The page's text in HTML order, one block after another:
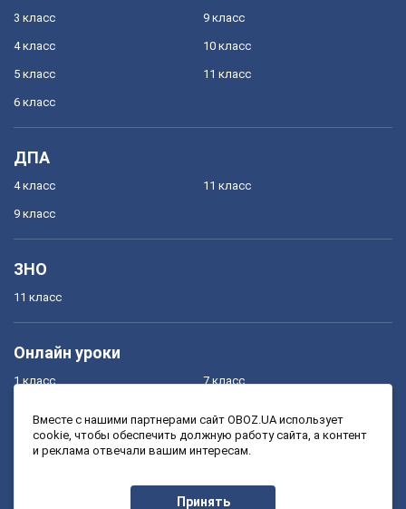
3 класс
4 класс
5 класс
6 класс
9 класс
10 класс
11 класс
ДПА
4 класс
9 класс
11 класс
ЗНО
11 класс
Онлайн уроки
1 класс
3 класс
7 класс
9 класс
Вместе с нашими партнерами сайт OBOZ.UA использует
cookie, чтобы обеспечить должную работу сайта, а контент
и реклама отвечали вашим интересам.
Принять